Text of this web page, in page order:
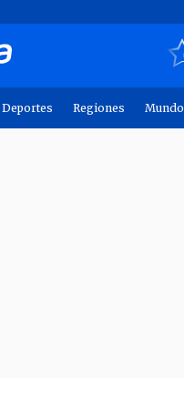
Deportes Regiones Mundo